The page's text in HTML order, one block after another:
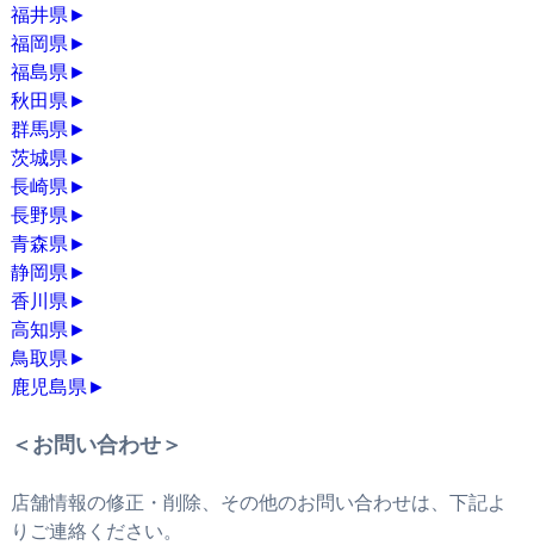
福井県 ►
福岡県 ►
福島県 ►
秋田県 ►
群馬県 ►
茨城県 ►
長崎県 ►
長野県 ►
青森県 ►
静岡県 ►
香川県 ►
高知県 ►
鳥取県 ►
鹿児島県 ►
＜お問い合わせ＞
店舗情報の修正・削除、その他のお問い合わせは、下記よ
りご連絡ください。